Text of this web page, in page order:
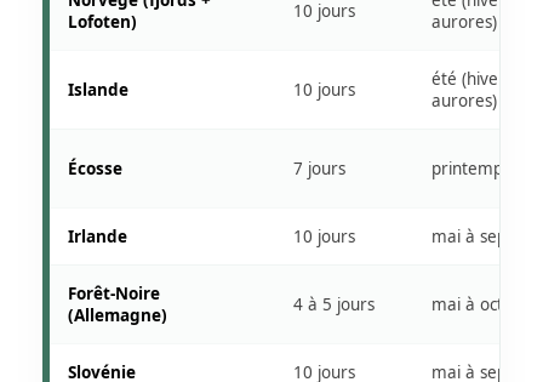
Lofoten)
10 jours
aurores)
Islande 10 jours
été (hiver
aurores)
Écosse 7 jours printemps /
Irlande 10 jours mai à sept.
Forêt-Noire
(Allemagne)
4 à 5 jours mai à oct.
Slovénie 10 jours mai à sept.